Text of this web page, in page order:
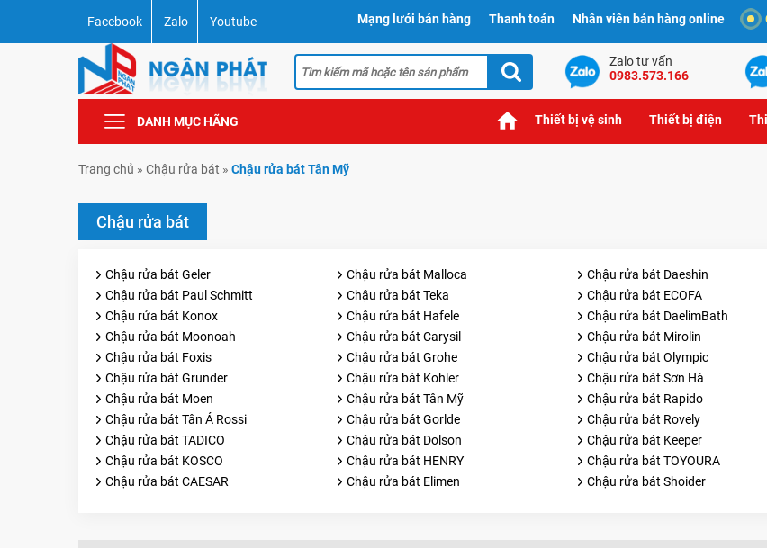
Facebook Zalo Youtube Mạng lưới bán hàng Thanh toán Nhân viên bán hàng online
Zalo tư vấn
0983.573.166
DANH MỤC HÃNG Thiết bị vệ sinh Thiết bị điện
Trang chủ » Chậu rửa bát » Chậu rửa bát Tân Mỹ
Chậu rửa bát
Chậu rửa bát Geler Chậu rửa bát Malloca Chậu rửa bát Daeshin
Chậu rửa bát Paul Schmitt
Chậu rửa bát Teka Chậu rửa bát ECOFA
Chậu rửa bát Konox
Chậu rửa bát Hafele Chậu rửa bát DaelimBath
Chậu rửa bát Moonoah
Chậu rửa bát Carysil Chậu rửa bát Mirolin
Chậu rửa bát Foxis
Chậu rửa bát Grohe Chậu rửa bát Olympic
Chậu rửa bát Grunder
Chậu rửa bát Kohler Chậu rửa bát Sơn Hà
Chậu rửa bát Moen
Chậu rửa bát Tân Mỹ Chậu rửa bát Rapido
Chậu rửa bát Tân Á Rossi
Chậu rửa bát Gorlde Chậu rửa bát Rovely
Chậu rửa bát TADICO
Chậu rửa bát Dolson Chậu rửa bát Keeper
Chậu rửa bát KOSCO
Chậu rửa bát HENRY Chậu rửa bát TOYOURA
Chậu rửa bát CAESAR
Chậu rửa bát Elimen Chậu rửa bát Shoider